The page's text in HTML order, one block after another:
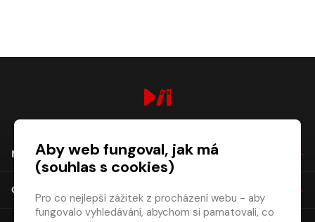
NÁKUP
O SPOLEČNOSTI
Aby web fungoval, jak má
(souhlas s cookies)
Pro co nejlepší zážitek z procházení webu - aby
fungovalo vyhledávání, abychom si pamatovali, co